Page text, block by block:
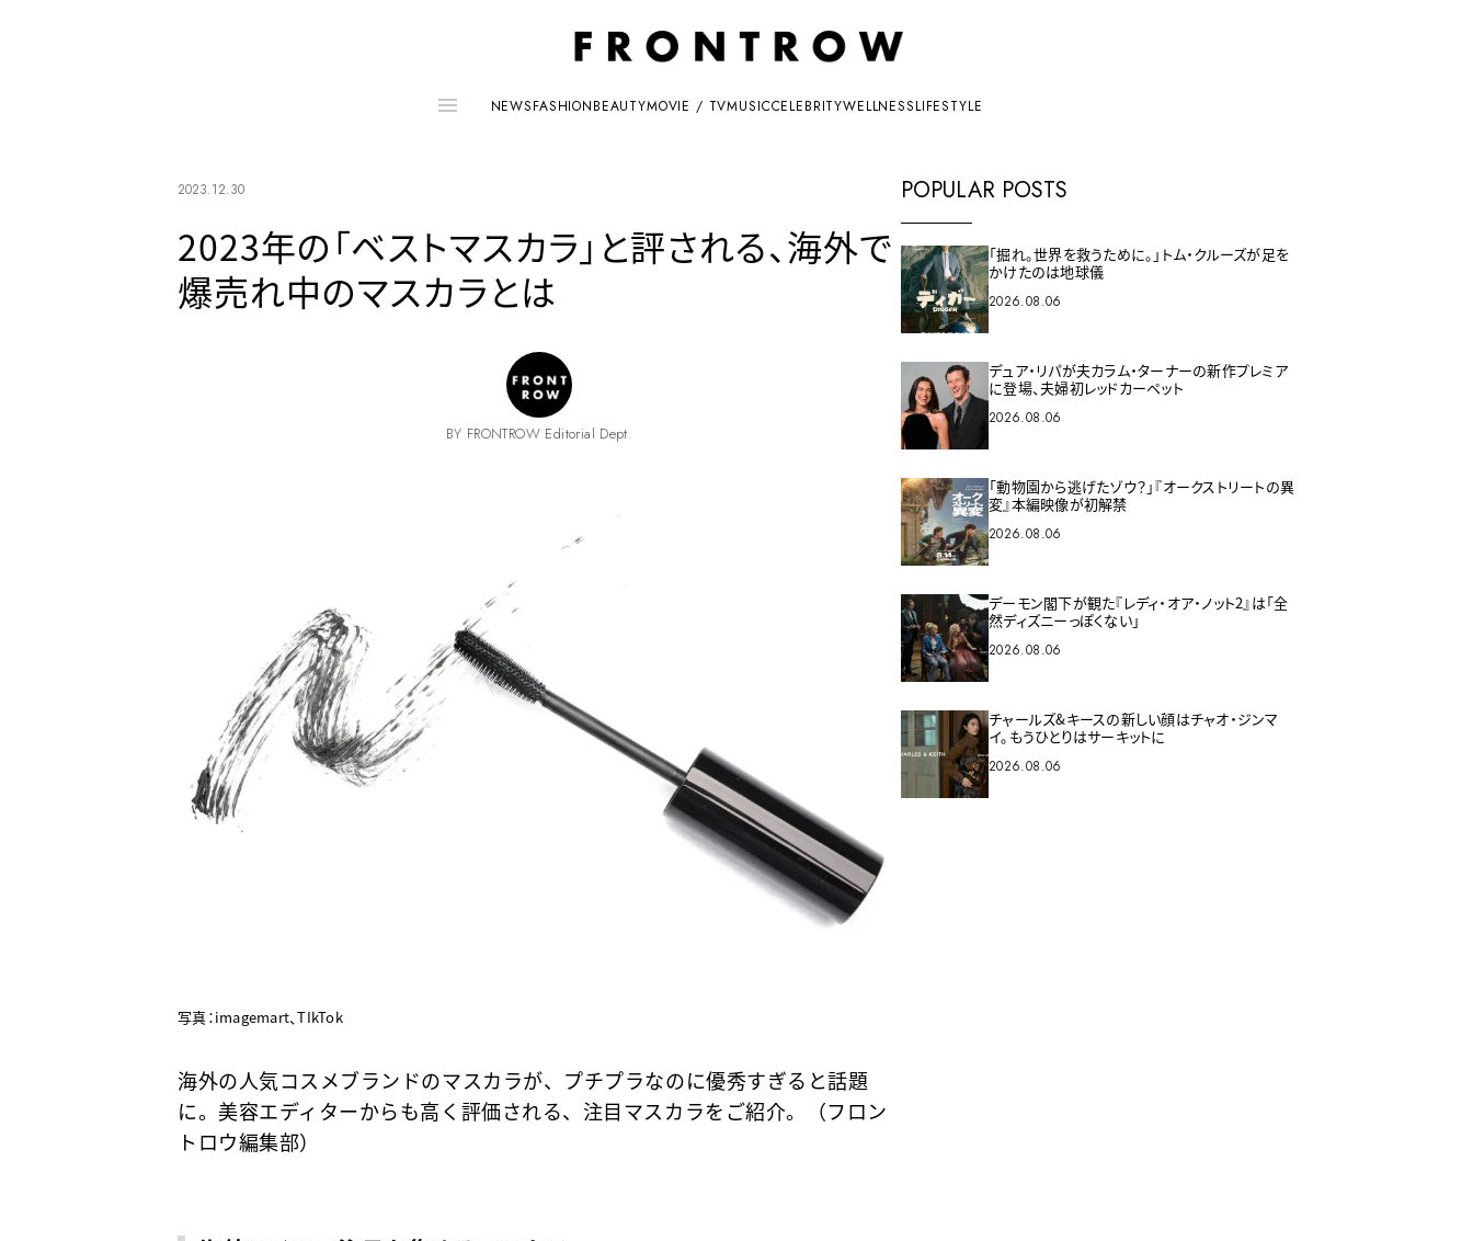
NEWSFASHIONBEAUTYMOVIE / TVMUSICCELEBRITYWELLNESSLIFESTYLE
2023.12.30
2023年の「ベストマスカラ」と評される、海外で
爆売れ中のマスカラとは
BY FRONTROW Editorial Dept.
写真：imagemart、TIkTok
海外の人気コスメブランドのマスカラが、プチプラなのに優秀すぎると話題
に。美容エディターからも高く評価される、注目マスカラをご紹介。（フロン
トロウ編集部）
POPULAR POSTS
「掘れ。世界を救うために。」トム・クルーズが足を
かけたのは地球儀
2026.08.06
デュア・リパが夫カラム・ターナーの新作プレミア
に登場、夫婦初レッドカーペット
2026.08.06
「動物園から逃げたゾウ？」『オークストリートの異
変』本編映像が初解禁
2026.08.06
デーモン閣下が観た『レディ・オア・ノット2』は「全
然ディズニーっぽくない」
2026.08.06
チャールズ&キースの新しい顔はチャオ・ジンマ
イ。もうひとりはサーキットに
2026.08.06